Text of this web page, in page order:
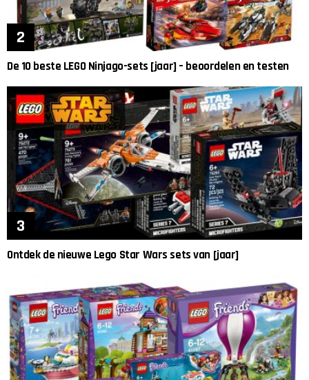
De 10 beste LEGO Ninjago-sets [jaar] – beoordelen en testen
Ontdek de nieuwe Lego Star Wars sets van [jaar]